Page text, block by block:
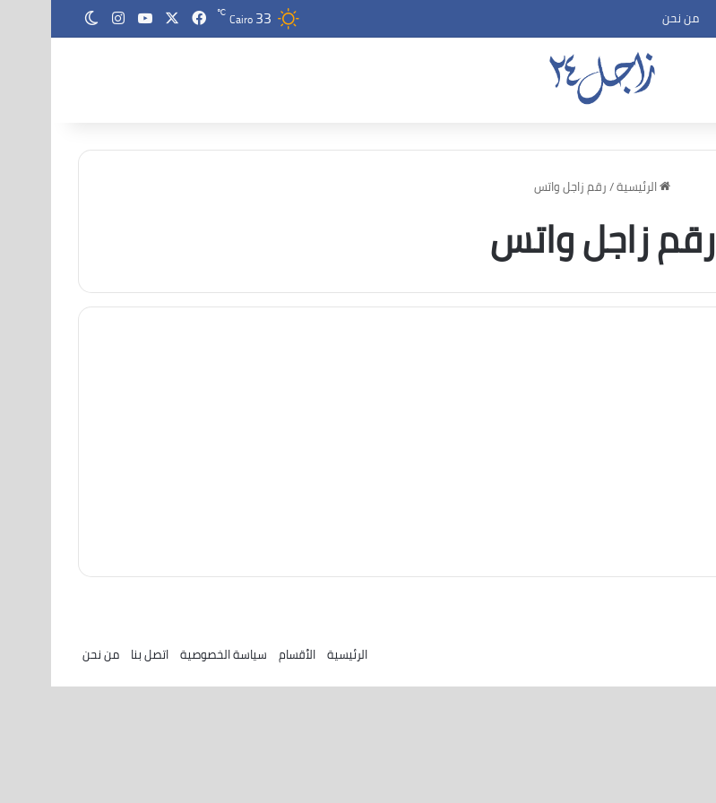
من نحن Cairo33
℃ فيسبوك ‫YouTubeانستقرام
الرئيسية/رقم زاجل واتس
رقم زاجل واتس
الرئيسية الأقسام سياسة الخصوصية اتصل بنا من نحن